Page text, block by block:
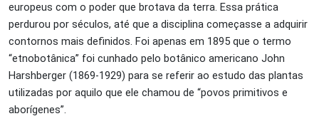
europeus com o poder que brotava da terra. Essa prática
perdurou por séculos, até que a disciplina começasse a adquirir
contornos mais definidos. Foi apenas em 1895 que o termo
“etnobotânica” foi cunhado pelo botânico americano John
Harshberger (1869-1929) para se referir ao estudo das plantas
utilizadas por aquilo que ele chamou de “povos primitivos e
aborígenes”.